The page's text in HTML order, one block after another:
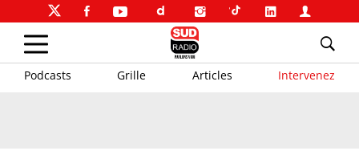
Podcasts Grille Articles Intervenez